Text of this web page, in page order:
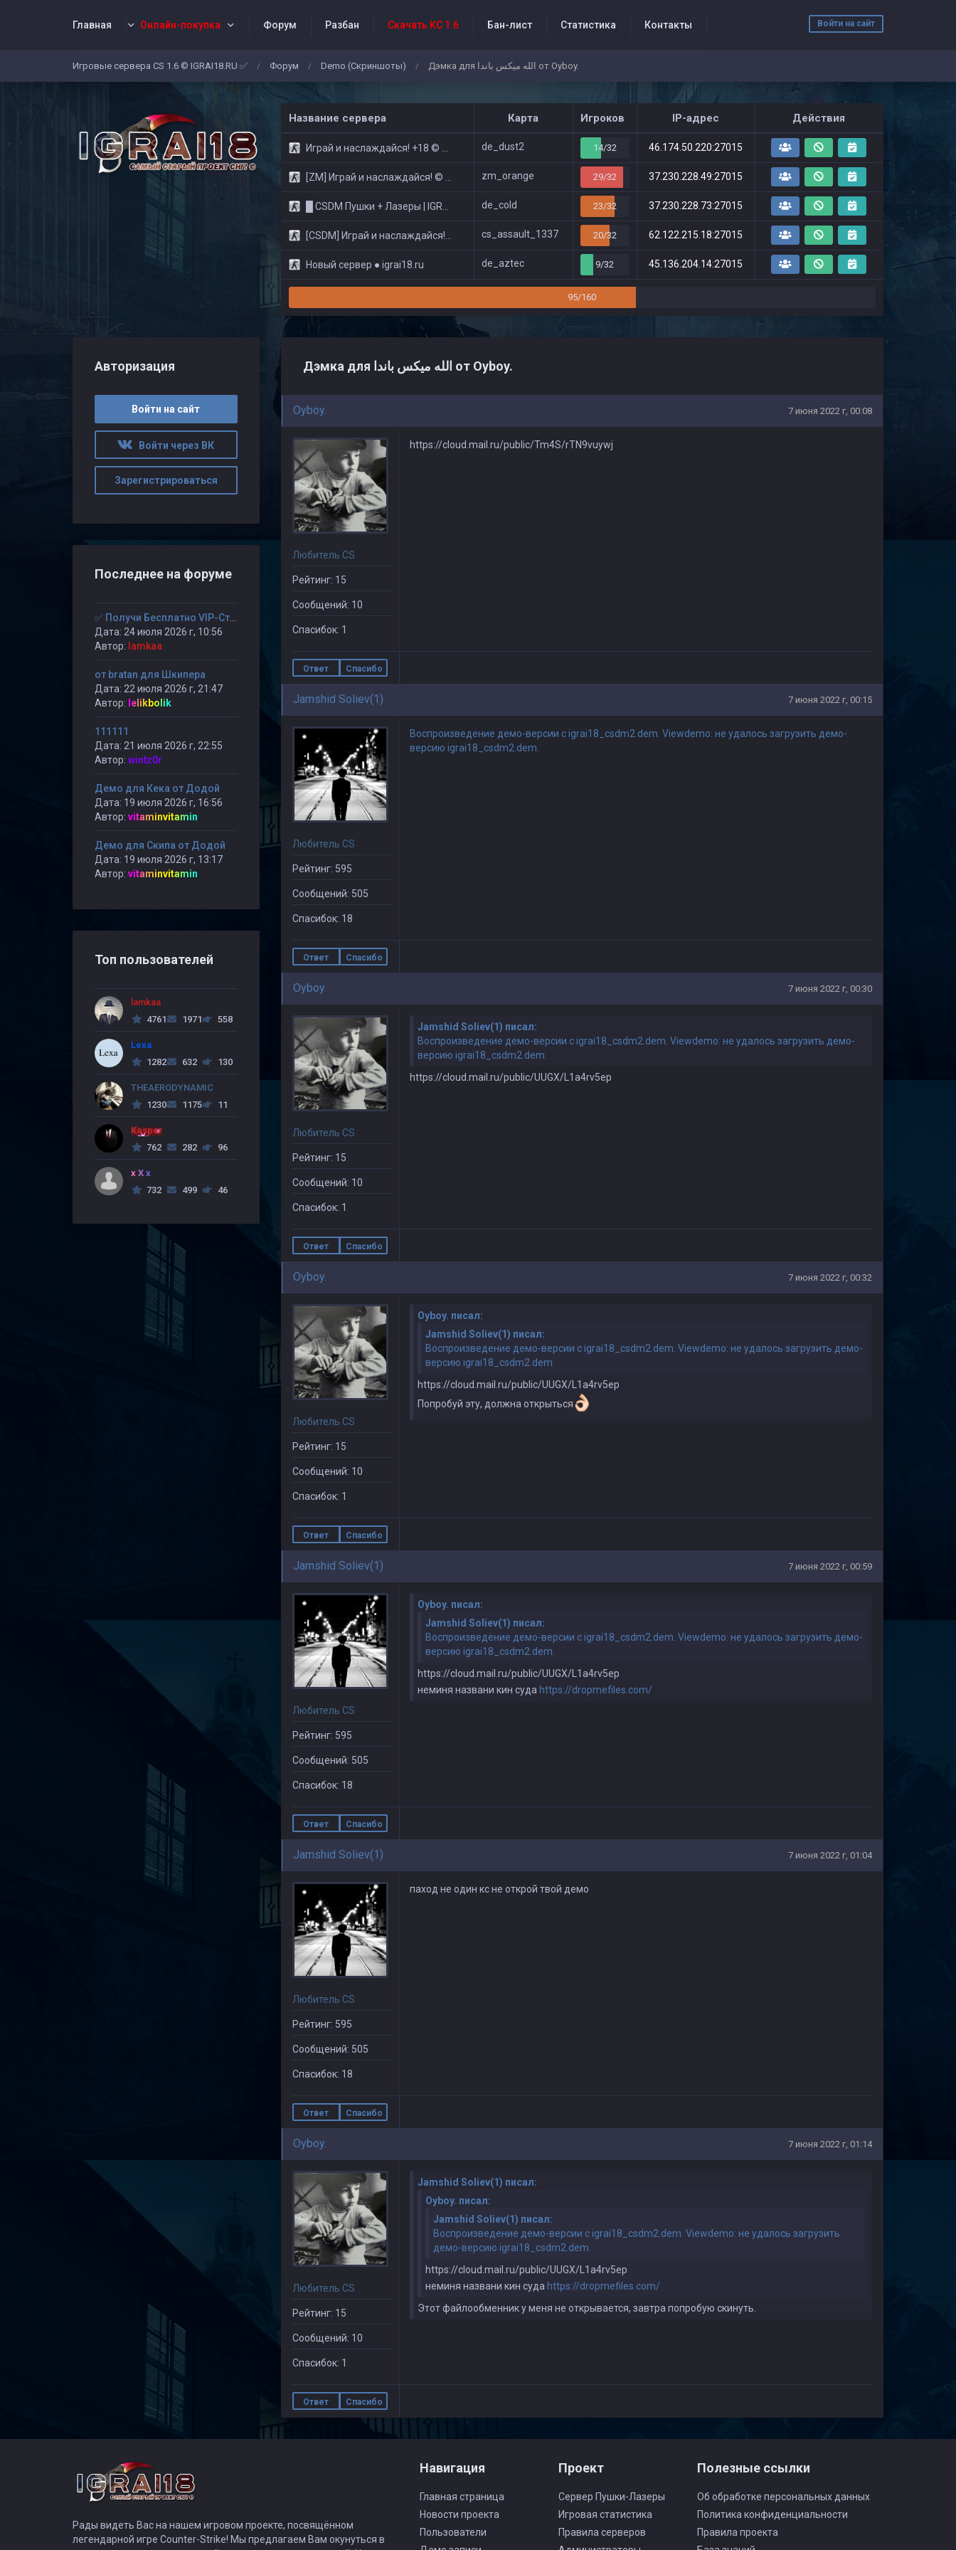
Войти на сайт
Главная Онлайн-покупка Форум Разбан Скачать КС 1.6 Бан-лист Статистика Контакты
События проекта
Игровые сервера CS 1.6 © IGRAI18.RU ✅ / Форум / Demo (Скриншоты) / Дэмка для الله ميكس باندا от Oyboy.
Название сервера Карта Игроков IP-адрес Действия
Играй и наслаждайся! +18 © Public de_dust2 14/32 46.174.50.220:27015
[ZM] Играй и наслаждайся! © Zombie Show zm_orange 29/32 37.230.228.49:27015
█ CSDM Пушки + Лазеры | IGRAI18.RU ツ █ de_cold 23/32 37.230.228.73:27015
[CSDM] Играй и наслаждайся! © Classic cs_assault_1337 20/32 62.122.215.18:27015
Новый сервер ● igrai18.ru de_aztec 9/32 45.136.204.14:27015
95/160
Дэмка для الله ميكس باندا от Oyboy.
Oyboy. 7 июня 2022 г, 00:08
Любитель CS
Рейтинг: 15
Сообщений: 10
Спасибок: 1
https://cloud.mail.ru/public/Tm4S/rTN9vuywj
Ответ Спасибо
Jamshid Soliev(1) 7 июня 2022 г, 00:15
Любитель CS
Рейтинг: 595
Сообщений: 505
Спасибок: 18
Воспроизведение демо-версии с igrai18_csdm2.dem. Viewdemo: не удалось загрузить демо-
версию igrai18_csdm2.dem.
Ответ Спасибо
Oyboy. 7 июня 2022 г, 00:30
Любитель CS
Рейтинг: 15
Сообщений: 10
Спасибок: 1
Jamshid Soliev(1) писал:
Воспроизведение демо-версии с igrai18_csdm2.dem. Viewdemo: не удалось загрузить демо-
версию igrai18_csdm2.dem.
https://cloud.mail.ru/public/UUGX/L1a4rv5ep
Ответ Спасибо
Oyboy. 7 июня 2022 г, 00:32
Любитель CS
Рейтинг: 15
Сообщений: 10
Спасибок: 1
Oyboy. писал:
Jamshid Soliev(1) писал:
Воспроизведение демо-версии с igrai18_csdm2.dem. Viewdemo: не удалось загрузить демо-
версию igrai18_csdm2.dem.
https://cloud.mail.ru/public/UUGX/L1a4rv5ep
Попробуй эту, должна открыться
Ответ Спасибо
Jamshid Soliev(1) 7 июня 2022 г, 00:59
Любитель CS
Рейтинг: 595
Сообщений: 505
Спасибок: 18
Oyboy. писал:
Jamshid Soliev(1) писал:
Воспроизведение демо-версии с igrai18_csdm2.dem. Viewdemo: не удалось загрузить демо-
версию igrai18_csdm2.dem.
https://cloud.mail.ru/public/UUGX/L1a4rv5ep
неминя названи кин суда https://dropmefiles.com/
Ответ Спасибо
Jamshid Soliev(1) 7 июня 2022 г, 01:04
Любитель CS
Рейтинг: 595
Сообщений: 505
Спасибок: 18
паход не один кс не открой твой демо
Ответ Спасибо
Oyboy. 7 июня 2022 г, 01:14
Любитель CS
Рейтинг: 15
Сообщений: 10
Спасибок: 1
Jamshid Soliev(1) писал:
Oyboy. писал:
Jamshid Soliev(1) писал:
Воспроизведение демо-версии с igrai18_csdm2.dem. Viewdemo: не удалось загрузить
демо-версию igrai18_csdm2.dem.
https://cloud.mail.ru/public/UUGX/L1a4rv5ep
неминя названи кин суда https://dropmefiles.com/
Этот файлообменник у меня не открывается, завтра попробую скинуть.
Ответ Спасибо
Авторизация
Войти на сайт
Войти через ВК
Зарегистрироваться
Последнее на форуме
Дата: 24 июля 2026 г, 10:56
Автор: lamkaa
от bratan для Шкипера
Дата: 22 июля 2026 г, 21:47
Автор: lelikbolik
111111
Дата: 21 июля 2026 г, 22:55
Автор: wintz0r
Демо для Кека от Додой
Дата: 19 июля 2026 г, 16:56
Автор: vitaminvitamin
Демо для Скипа от Додой
Дата: 19 июля 2026 г, 13:17
Автор: vitaminvitamin
Топ пользователей
lamkaa
4761
1971 558
Lexa
1282
632 130
THEAERODYNAMIC
1230
1175 11
Kasper
762
282 96
x X x
732
499 46
Рады видеть Вас на нашем игровом проекте, посвящённом
легендарной игре Counter-Strike! Мы предлагаем Вам окунуться в
Навигация
Главная страница
Новости проекта
Пользователи
Проект
Сервер Пушки-Лазеры
Игровая статистика
Правила серверов
Полезные ссылки
Об обработке персональных данных
Политика конфиденциальности
Правила проекта